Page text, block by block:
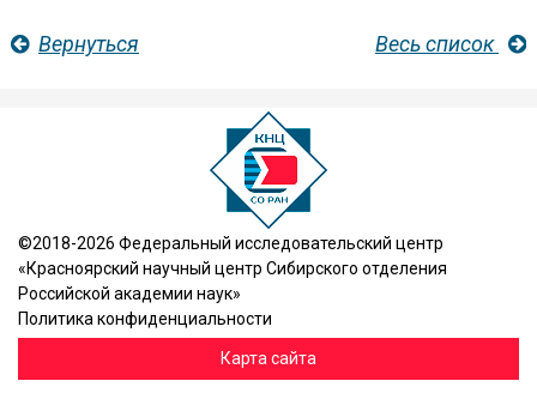
Вернуться Весь список
©2018-2026 Федеральный исследовательский центр
«Красноярский научный центр Сибирского отделения
Российской академии наук»
Политика конфиденциальности
Карта сайта